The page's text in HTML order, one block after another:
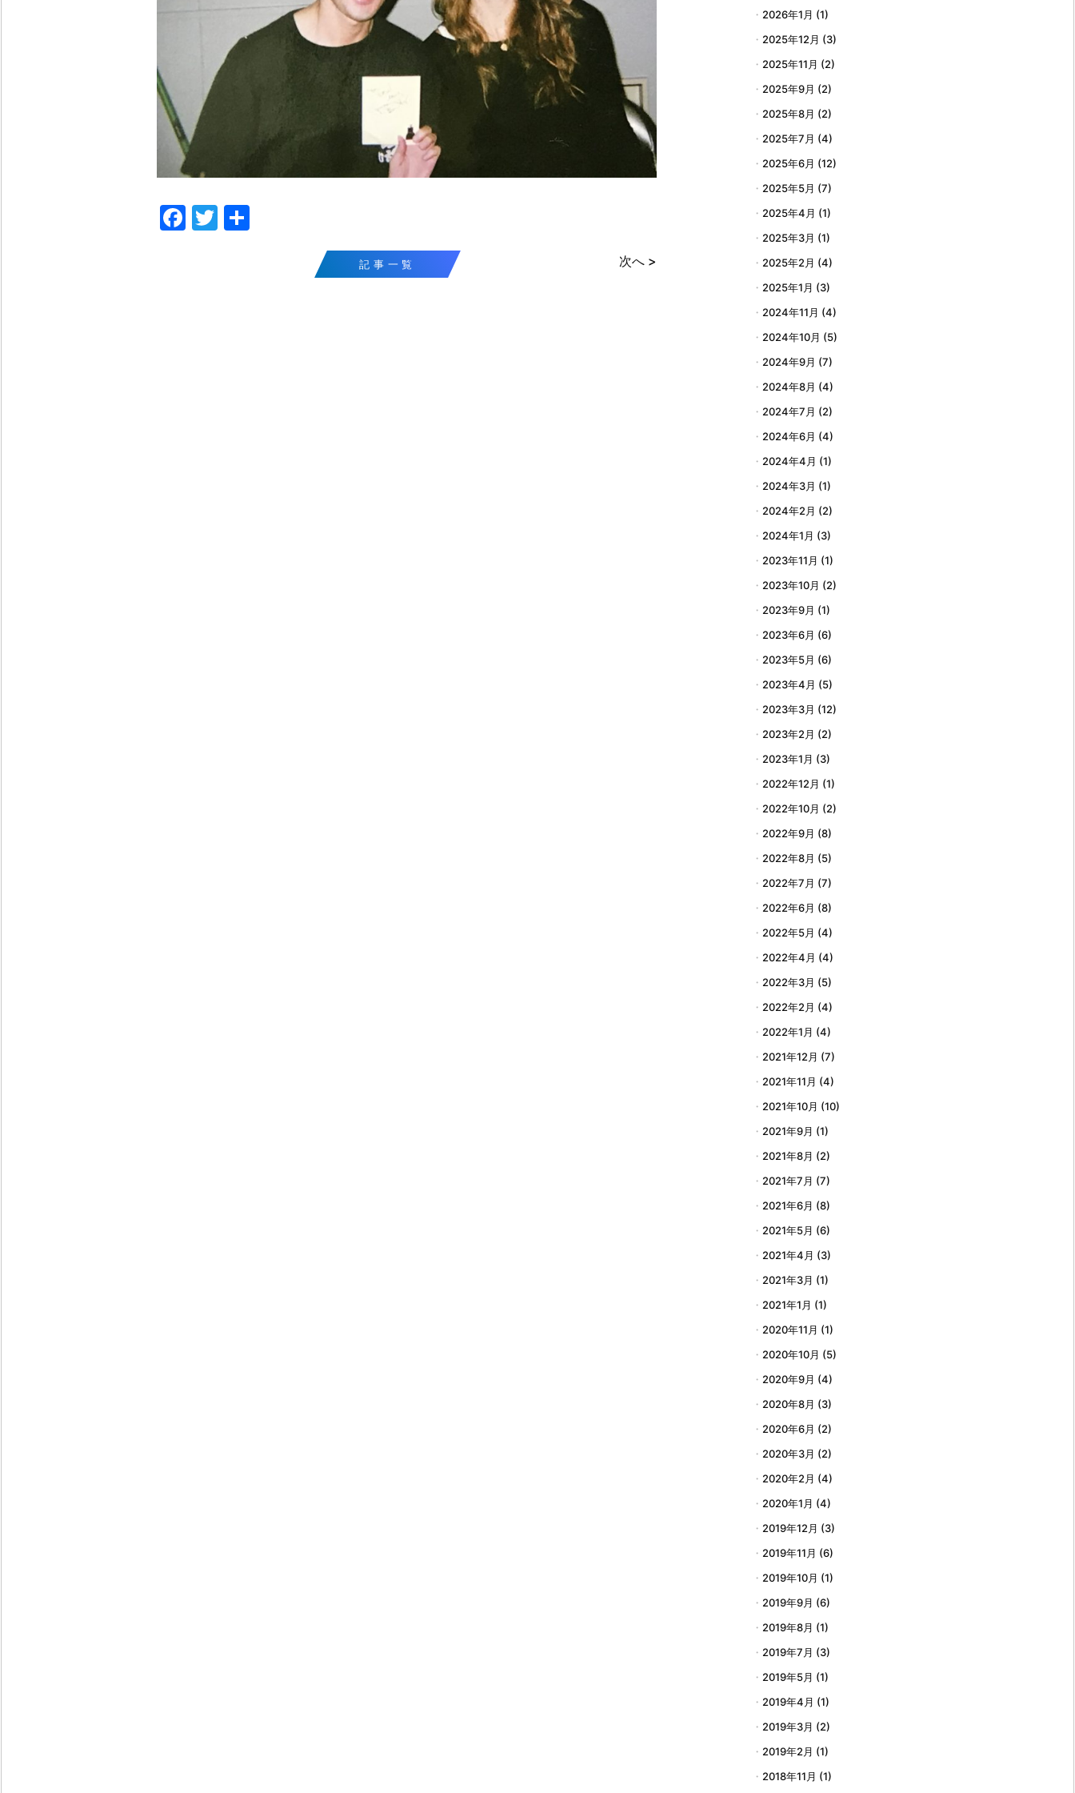
F
T
次へ >
記事一覧
2026年1月 (1)
2025年12月 (3)
2025年11月 (2)
2025年9月 (2)
2025年8月 (2)
2025年7月 (4)
2025年6月 (12)
2025年5月 (7)
2025年4月 (1)
2025年3月 (1)
2025年2月 (4)
2025年1月 (3)
2024年11月 (4)
2024年10月 (5)
2024年9月 (7)
2024年8月 (4)
2024年7月 (2)
2024年6月 (4)
2024年4月 (1)
2024年3月 (1)
2024年2月 (2)
2024年1月 (3)
2023年11月 (1)
2023年10月 (2)
2023年9月 (1)
2023年6月 (6)
2023年5月 (6)
2023年4月 (5)
2023年3月 (12)
2023年2月 (2)
2023年1月 (3)
2022年12月 (1)
2022年10月 (2)
2022年9月 (8)
2022年8月 (5)
2022年7月 (7)
2022年6月 (8)
2022年5月 (4)
2022年4月 (4)
2022年3月 (5)
2022年2月 (4)
2022年1月 (4)
2021年12月 (7)
2021年11月 (4)
2021年10月 (10)
2021年9月 (1)
2021年8月 (2)
2021年7月 (7)
2021年6月 (8)
2021年5月 (6)
2021年4月 (3)
2021年3月 (1)
2021年1月 (1)
2020年11月 (1)
2020年10月 (5)
2020年9月 (4)
2020年8月 (3)
2020年6月 (2)
2020年3月 (2)
2020年2月 (4)
2020年1月 (4)
2019年12月 (3)
2019年11月 (6)
2019年10月 (1)
2019年9月 (6)
2019年8月 (1)
2019年7月 (3)
2019年5月 (1)
2019年4月 (1)
2019年3月 (2)
2019年2月 (1)
2018年11月 (1)